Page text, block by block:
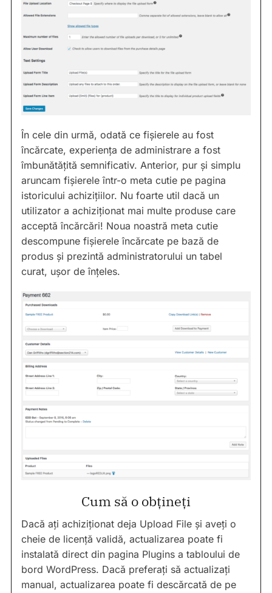
În cele din urmă, odată ce fișierele au fost
încărcate, experiența de administrare a fost
îmbunătățită semnificativ. Anterior, pur și simplu
aruncam fișierele într-o meta cutie pe pagina
istoricului achizițiilor. Nu foarte util dacă un
utilizator a achiziționat mai multe produse care
acceptă încărcări! Noua noastră meta cutie
descompune fișierele încărcate pe bază de
produs și prezintă administratorului un tabel
curat, ușor de înțeles.
Cum să o obțineți
Dacă ați achiziționat deja Upload File și aveți o
cheie de licență validă, actualizarea poate fi
instalată direct din pagina Plugins a tabloului de
bord WordPress. Dacă preferați să actualizați
manual, actualizarea poate fi descărcată de pe